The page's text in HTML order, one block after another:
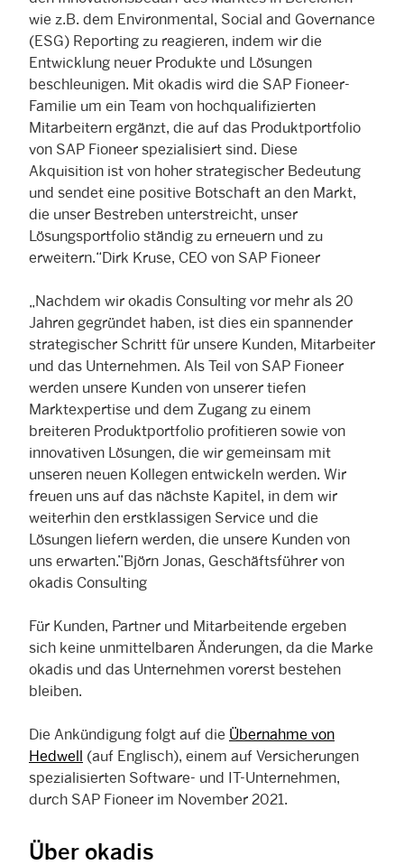
wie z.B. dem Environmental, Social and Governance
(ESG) Reporting zu reagieren, indem wir die
Entwicklung neuer Produkte und Lösungen
beschleunigen. Mit okadis wird die SAP Fioneer-
Familie um ein Team von hochqualifizierten
Mitarbeitern ergänzt, die auf das Produktportfolio
von SAP Fioneer spezialisiert sind. Diese
Akquisition ist von hoher strategischer Bedeutung
und sendet eine positive Botschaft an den Markt,
die unser Bestreben unterstreicht, unser
Lösungsportfolio ständig zu erneuern und zu
erweitern.“Dirk Kruse, CEO von SAP Fioneer
„Nachdem wir okadis Consulting vor mehr als 20
Jahren gegründet haben, ist dies ein spannender
strategischer Schritt für unsere Kunden, Mitarbeiter
und das Unternehmen. Als Teil von SAP Fioneer
werden unsere Kunden von unserer tiefen
Marktexpertise und dem Zugang zu einem
breiteren Produktportfolio profitieren sowie von
innovativen Lösungen, die wir gemeinsam mit
unseren neuen Kollegen entwickeln werden. Wir
freuen uns auf das nächste Kapitel, in dem wir
weiterhin den erstklassigen Service und die
Lösungen liefern werden, die unsere Kunden von
uns erwarten.”Björn Jonas, Geschäftsführer von
okadis Consulting
Für Kunden, Partner und Mitarbeitende ergeben
sich keine unmittelbaren Änderungen, da die Marke
okadis und das Unternehmen vorerst bestehen
bleiben.
Die Ankündigung folgt auf die Übernahme von
Hedwell (auf Englisch), einem auf Versicherungen
spezialisierten Software- und IT-Unternehmen,
durch SAP Fioneer im November 2021.
Über okadis